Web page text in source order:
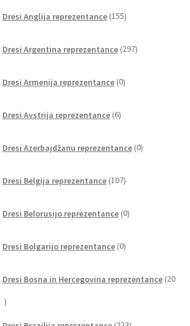
Dresi Anglija reprezentance 155izdelkov
Dresi Argentina reprezentance 297izdelkov
Dresi Armenija reprezentance 0izdelkov
Dresi Avstrija reprezentance 6izdelkov
Dresi Azerbajdžanu reprezentance 0izdelkov
Dresi Belgija reprezentance 107izdelkov
Dresi Belorusijo reprezentance 0izdelkov
Dresi Bolgarijo reprezentance 0izdelkov
Dresi Bosna in Hercegovina reprezentance 20
20